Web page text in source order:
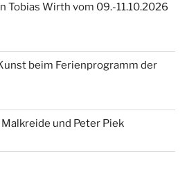
Tobias Wirth vom 09.-11.10.2026
beim Ferienprogramm der
und Peter Piek